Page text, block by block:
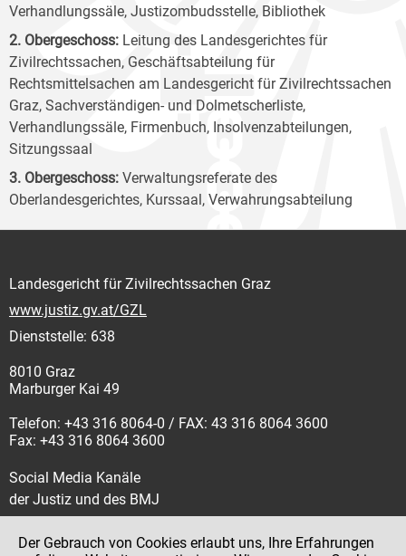
Verhandlungssäle, Justizombudsstelle, Bibliothek
2. Obergeschoss: Leitung des Landesgerichtes für
Zivilrechtssachen, Geschäftsabteilung für
Rechtsmittelsachen am Landesgericht für Zivilrechtssachen
Graz, Sachverständigen- und Dolmetscherliste,
Verhandlungssäle, Firmenbuch, Insolvenzabteilungen,
Sitzungssaal
3. Obergeschoss: Verwaltungsreferate des
Oberlandesgerichtes, Kurssaal, Verwahrungsabteilung
Landesgericht für Zivilrechtssachen Graz
www.justiz.gv.at/GZL
Dienststelle: 638
8010 Graz
Marburger Kai 49
Telefon: +43 316 8064-0 / FAX: 43 316 8064 3600
Fax: +43 316 8064 3600
Social Media Kanäle
der Justiz und des BMJ
Der Gebrauch von Cookies erlaubt uns, Ihre Erfahrungen